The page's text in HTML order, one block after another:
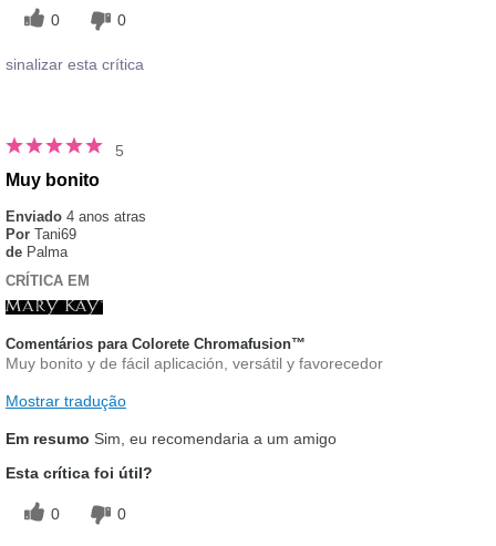
0 0
sinalizar esta crítica
5
Muy bonito
Enviado 4 anos atras
Por Tani69
de Palma
CRÍTICA EM
Comentários para Colorete Chromafusion™
Muy bonito y de fácil aplicación, versátil y favorecedor
Mostrar tradução
Em resumo Sim, eu recomendaria a um amigo
Esta crítica foi útil?
0 0